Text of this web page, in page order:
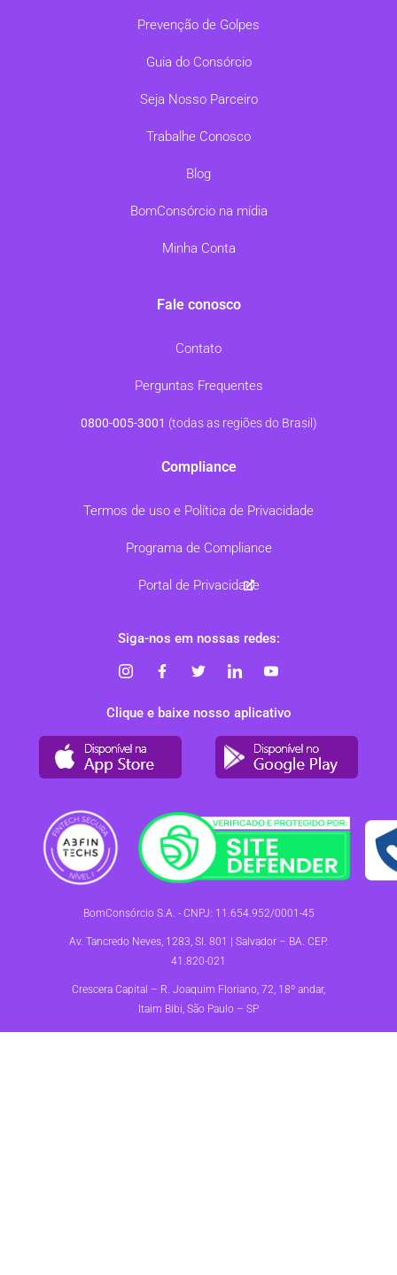
Prevenção de Golpes
Guia do Consórcio
Seja Nosso Parceiro
Trabalhe Conosco
Blog
BomConsórcio na mídia
Minha Conta
Fale conosco
Contato
Perguntas Frequentes
0800-005-3001 (todas as regiões do Brasil)
Compliance
Termos de uso e Política de Privacidade
Programa de Compliance
Portal de Privacidade
Siga-nos em nossas redes:
Clique e baixe nosso aplicativo
BomConsórcio S.A. - CNPJ: 11.654.952/0001-45
Av. Tancredo Neves, 1283, Sl. 801 | Salvador – BA. CEP.
41.820-021
Crescera Capital – R. Joaquim Floriano, 72, 18º andar,
Itaim Bibi, São Paulo – SP